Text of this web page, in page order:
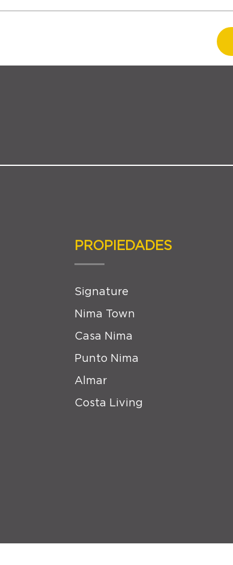
PROPIEDADES
Signature
Nima Town
Casa Nima
Punto Nima
Almar
Costa Living